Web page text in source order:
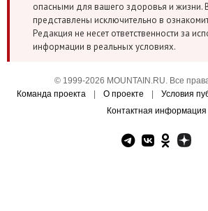
опасными для вашего здоровья и жизни.
представлены исключительно в
Редакция не несет ответственности за
информации в реальных условиях.
© 1999-2026 MOUNTAIN.RU. Все
Команда проекта
О проекте Условия
Контактная информация